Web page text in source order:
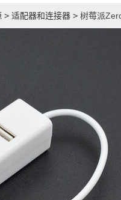
> 适配器和连接器 > 树莓派